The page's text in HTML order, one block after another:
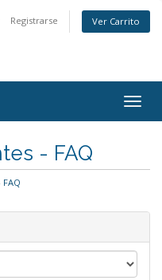
Registrarse Ver Carrito
- FAQ